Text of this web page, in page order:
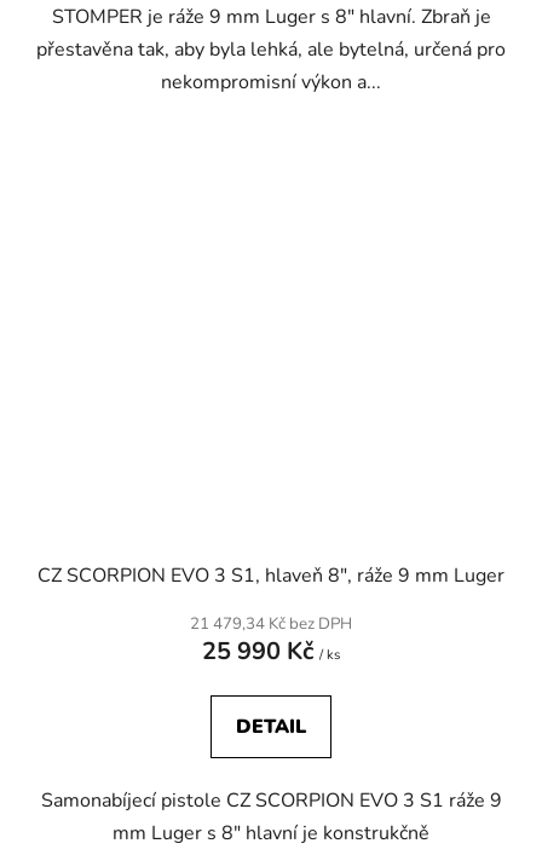
STOMPER je ráže 9 mm Luger s 8" hlavní. Zbraň je
přestavěna tak, aby byla lehká, ale bytelná, určená pro
nekompromisní výkon a...
CZ SCORPION EVO 3 S1, hlaveň 8", ráže 9 mm Luger
21 479,34 Kč bez DPH
25 990 Kč / ks
DETAIL
Samonabíjecí pistole CZ SCORPION EVO 3 S1 ráže 9
mm Luger s 8" hlavní je konstrukčně